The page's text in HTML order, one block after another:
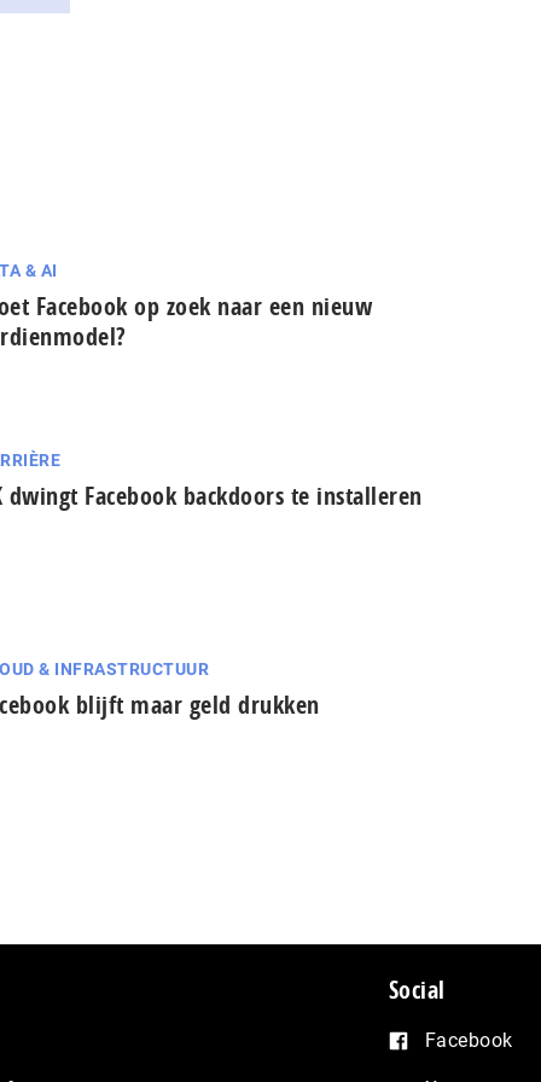
& AI
Facebook op zoek naar een nieuw
dwingt Facebook backdoors te installeren
& INFRASTRUCTUUR
blijft maar geld drukken
Social
Facebook